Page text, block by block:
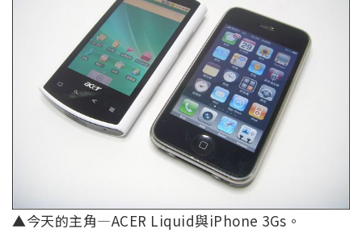
▲今天的主角—ACER Liquid與iPhone 3Gs。